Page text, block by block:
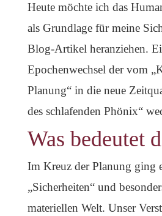
Heute möchte ich das
als Grundlage für meine
Blog-Artikel heranziehen.
Epochenwechsel der vom
Planung“ in die neue
des schlafenden Phönix“
Was bedeutet
Im Kreuz der Planung ging
„Sicherheiten“ und
materiellen Welt. Unser